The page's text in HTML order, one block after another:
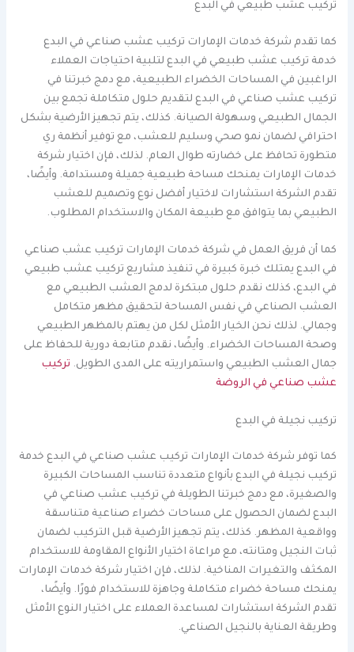
تركيب عشب طبيعي في البدع
كما تقدم شركة خدمات الإمارات تركيب عشب صناعي في البدع
خدمة تركيب عشب طبيعي في البدع لتلبية احتياجات العملاء
الراغبين في المساحات الخضراء الطبيعية، مع دمج خبرتنا في
تركيب عشب صناعي في البدع لتقديم حلول متكاملة تجمع بين
الجمال الطبيعي وسهولة الصيانة. كذلك، يتم تجهيز الأرضية بشكل
احترافي لضمان نمو صحي وسليم للعشب، مع توفير أنظمة ري
متطورة تحافظ على خضارته طوال العام. لذلك، فإن اختيار شركة
خدمات الإمارات يمنحك مساحة طبيعية جميلة ومستدامة. وأيضًا،
تقدم الشركة استشارات لاختيار أفضل نوع وتصميم للعشب
الطبيعي بما يتوافق مع طبيعة المكان والاستخدام المطلوب.
كما أن فريق العمل في شركة خدمات الإمارات تركيب عشب صناعي
في البدع يمتلك خبرة كبيرة في تنفيذ مشاريع تركيب عشب طبيعي
في البدع، كذلك نقدم حلول مبتكرة لدمج العشب الطبيعي مع
العشب الصناعي في نفس المساحة لتحقيق مظهر متكامل
وجمالي. لذلك نحن الخيار الأمثل لكل من يهتم بالمظهر الطبيعي
وصحة المساحات الخضراء. وأيضًا، نقدم متابعة دورية للحفاظ على
جمال العشب الطبيعي واستمراريته على المدى الطويل. تركيب
عشب صناعي في الروضة
تركيب نجيلة في البدع
كما توفر شركة خدمات الإمارات تركيب عشب صناعي في البدع خدمة
تركيب نجيلة في البدع بأنواع متعددة تناسب المساحات الكبيرة
والصغيرة، مع دمج خبرتنا الطويلة في تركيب عشب صناعي في
البدع لضمان الحصول على مساحات خضراء صناعية متناسقة
وواقعية المظهر. كذلك، يتم تجهيز الأرضية قبل التركيب لضمان
ثبات النجيل ومتانته، مع مراعاة اختيار الأنواع المقاومة للاستخدام
المكثف والتغيرات المناخية. لذلك، فإن اختيار شركة خدمات الإمارات
يمنحك مساحة خضراء متكاملة وجاهزة للاستخدام فورًا. وأيضًا،
تقدم الشركة استشارات لمساعدة العملاء على اختيار النوع الأمثل
وطريقة العناية بالنجيل الصناعي.